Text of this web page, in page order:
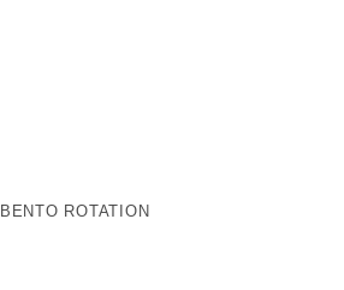
BENTO ROTATION